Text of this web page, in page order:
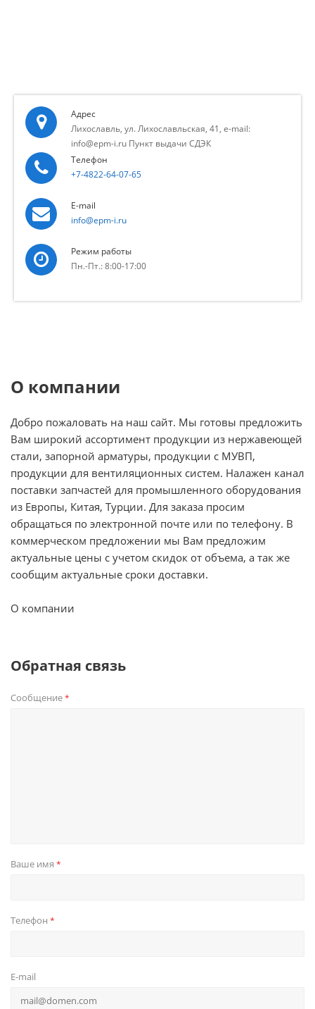
Адрес
Лихославль, ул. Лихославльская, 41, e-mail:
info@epm-i.ru Пункт выдачи СДЭК
Телефон
+7-4822-64-07-65
E-mail
info@epm-i.ru
Режим работы
Пн.-Пт.: 8:00-17:00
О компании
Добро пожаловать на наш сайт. Мы готовы предложить
Вам широкий ассортимент продукции из нержавеющей
стали, запорной арматуры, продукции с МУВП,
продукции для вентиляционных систем. Налажен канал
поставки запчастей для промышленного оборудования
из Европы, Китая, Турции. Для заказа просим
обращаться по электронной почте или по телефону. В
коммерческом предложении мы Вам предложим
актуальные цены с учетом скидок от объема, а так же
сообщим актуальные сроки доставки.
О компании
Обратная связь
Сообщение*
Ваше имя *
Телефон *
E-mail